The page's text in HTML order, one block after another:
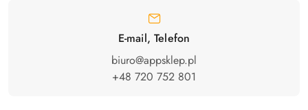
E-mail, Telefon
biuro@appsklep.pl
+48 720 752 801